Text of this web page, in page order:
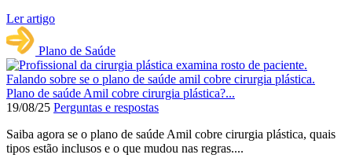
Ler artigo
Plano de Saúde
Plano de saúde Amil cobre cirurgia plástica?...
19/08/25 Perguntas e respostas
Saiba agora se o plano de saúde Amil cobre cirurgia plástica, quais
tipos estão inclusos e o que mudou nas regras....